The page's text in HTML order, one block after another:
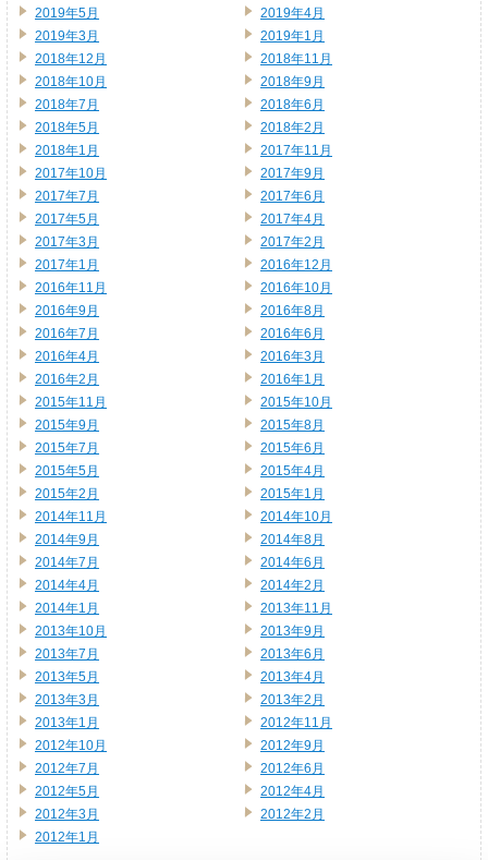
2019年5月
2019年4月
2019年3月
2019年1月
2018年12月
2018年11月
2018年10月
2018年9月
2018年7月
2018年6月
2018年5月
2018年2月
2018年1月
2017年11月
2017年10月
2017年9月
2017年7月
2017年6月
2017年5月
2017年4月
2017年3月
2017年2月
2017年1月
2016年12月
2016年11月
2016年10月
2016年9月
2016年8月
2016年7月
2016年6月
2016年4月
2016年3月
2016年2月
2016年1月
2015年11月
2015年10月
2015年9月
2015年8月
2015年7月
2015年6月
2015年5月
2015年4月
2015年2月
2015年1月
2014年11月
2014年10月
2014年9月
2014年8月
2014年7月
2014年6月
2014年4月
2014年2月
2014年1月
2013年11月
2013年10月
2013年9月
2013年7月
2013年6月
2013年5月
2013年4月
2013年3月
2013年2月
2013年1月
2012年11月
2012年10月
2012年9月
2012年7月
2012年6月
2012年5月
2012年4月
2012年3月
2012年2月
2012年1月